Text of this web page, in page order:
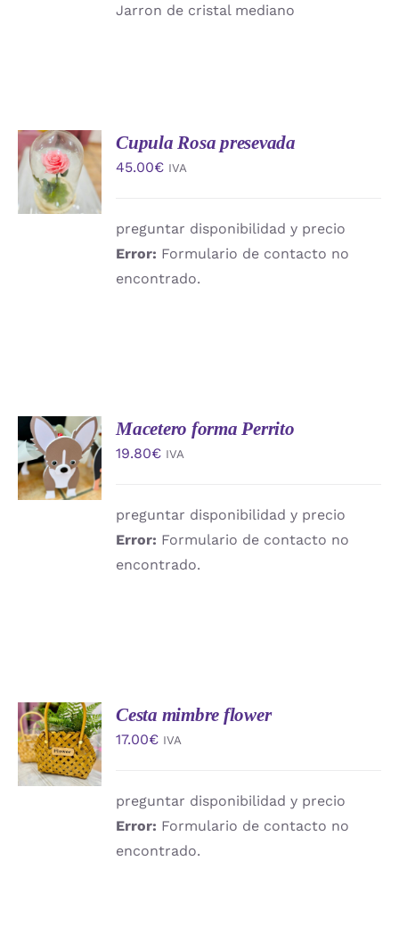
Jarron de cristal mediano
AÑADIR
AL
CARRITO
/
DETALLES
Cupula Rosa presevada
45.00€ IVA
preguntar disponibilidad y precio
Error: Formulario de contacto no
encontrado.
AÑADIR
AL
CARRITO
DETALLES
Macetero forma Perrito
19.80€ IVA
preguntar disponibilidad y precio
Error: Formulario de contacto no
encontrado.
AÑADIR
AL
CARRITO
/
DETALLES
Cesta mimbre flower
17.00€ IVA
preguntar disponibilidad y precio
Error: Formulario de contacto no
encontrado.